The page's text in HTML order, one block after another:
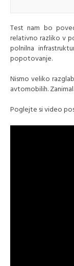
Test nam bo
relativno razliko v
polnilna
popotovanje.
Nismo veliko
avtomobilih.
Poglejte si video